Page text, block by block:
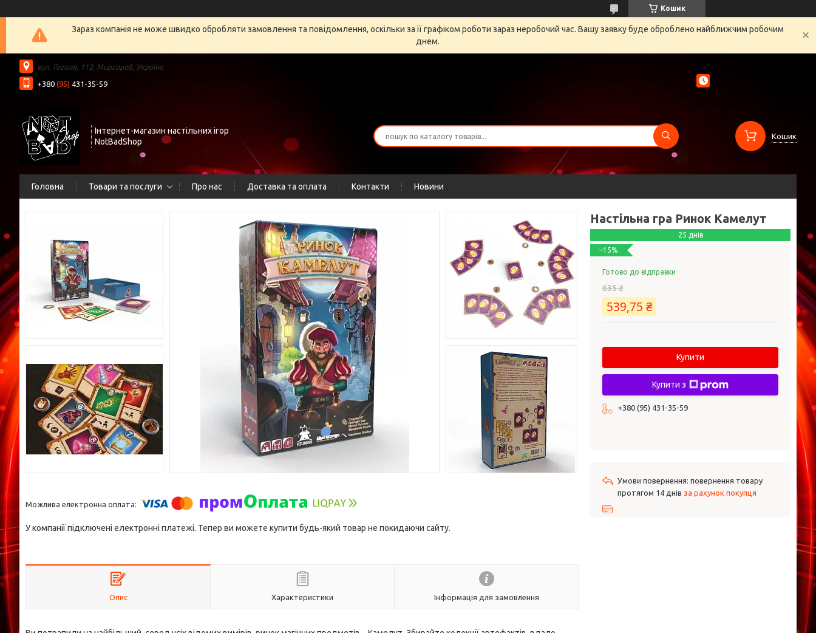
Кошик
Зараз компанія не може швидко обробляти замовлення та повідомлення, оскільки за її графіком роботи зараз неробочий час. Вашу заявку буде оброблено найближчим робочим
днем.
вул. Гоголя, 112, Миргород, Україна
+380 (95) 431-35-59
Інтернет-магазин настільних ігор
NotBadShop
Кошик
Головна Товари та послуги Про нас Доставка та оплата Контакти Новини
У компанії підключені електронні платежі. Тепер ви можете купити будь-який товар не покидаючи сайту.
Опис Характеристики Інформація для замовлення
Настільна гра Ринок Камелут
25 днів
–15%
Готово до відправки
635 ₴
539,75 ₴
Купити
Купити з
+380 (95) 431-35-59
повернення товару
протягом 14 днів за рахунок покупця